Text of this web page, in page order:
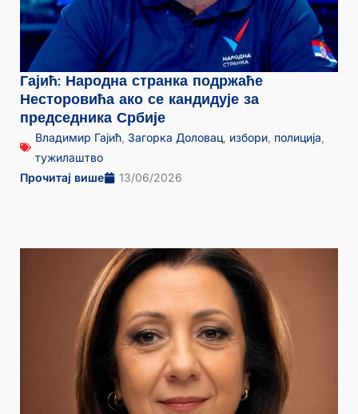
Гајић: Народна странка подржаће
Несторовића ако се кандидује за
председника Србије
Владимир Гајић Загорка Доловац избори полиција
тужилаштво
Прочитај више
13/06/2026